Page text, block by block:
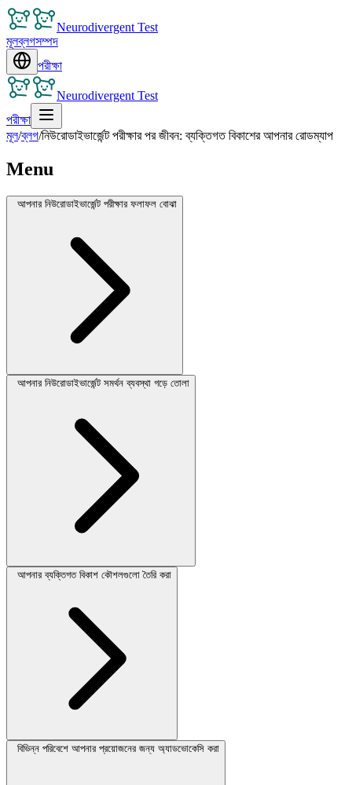
Neurodivergent Test
মূলব্লগসম্পদ
পরীক্ষা
Neurodivergent Test
পরীক্ষা
মূল/ব্লগ/নিউরোডাইভার্জেন্ট পরীক্ষার পর জীবন: ব্যক্তিগত বিকাশের আপনার রোডম্যাপ
Menu
আপনার নিউরোডাইভার্জেন্ট পরীক্ষার ফলাফল বোঝা
আপনার নিউরোডাইভার্জেন্ট সমর্থন ব্যবস্থা গড়ে তোলা
আপনার ব্যক্তিগত বিকাশ কৌশলগুলো তৈরি করা
বিভিন্ন পরিবেশে আপনার প্রয়োজনের জন্য অ্যাডভোকেসি করা